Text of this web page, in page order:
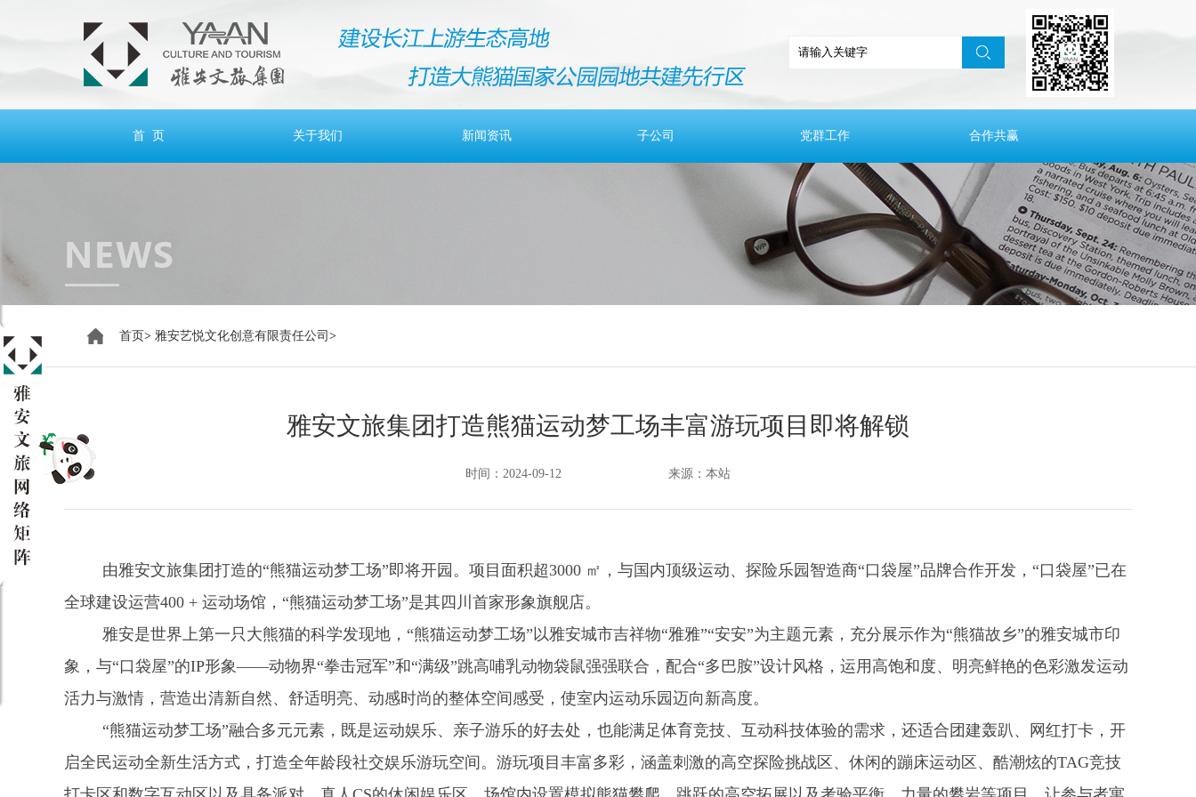
首 页 关于我们 新闻资讯 子公司 党群工作 合作共赢
首页> 雅安艺悦文化创意有限责任公司 >
雅安文旅集团打造熊猫运动梦工场丰富游玩项目即将解锁
时间：2024-09-12 来源：本站
由雅安文旅集团打造的“熊猫运动梦工场”即将开园。项目面积超3000 ㎡，与国内顶级运动、探险乐园智造商“口袋屋”品牌合作开发，“口袋屋”已在
全球建设运营400 + 运动场馆，“熊猫运动梦工场”是其四川首家形象旗舰店。
雅安是世界上第一只大熊猫的科学发现地，“熊猫运动梦工场”以雅安城市吉祥物“雅雅”“安安”为主题元素，充分展示作为“熊猫故乡”的雅安城市印
象，与“口袋屋”的IP形象——动物界“拳击冠军”和“满级”跳高哺乳动物袋鼠强强联合，配合“多巴胺”设计风格，运用高饱和度、明亮鲜艳的色彩激发运动
活力与激情，营造出清新自然、舒适明亮、动感时尚的整体空间感受，使室内运动乐园迈向新高度。
“熊猫运动梦工场”融合多元元素，既是运动娱乐、亲子游乐的好去处，也能满足体育竞技、互动科技体验的需求，还适合团建轰趴、网红打卡，开
启全民运动全新生活方式，打造全年龄段社交娱乐游玩空间。游玩项目丰富多彩，涵盖刺激的高空探险挑战区、休闲的蹦床运动区、酷潮炫的TAG竞技